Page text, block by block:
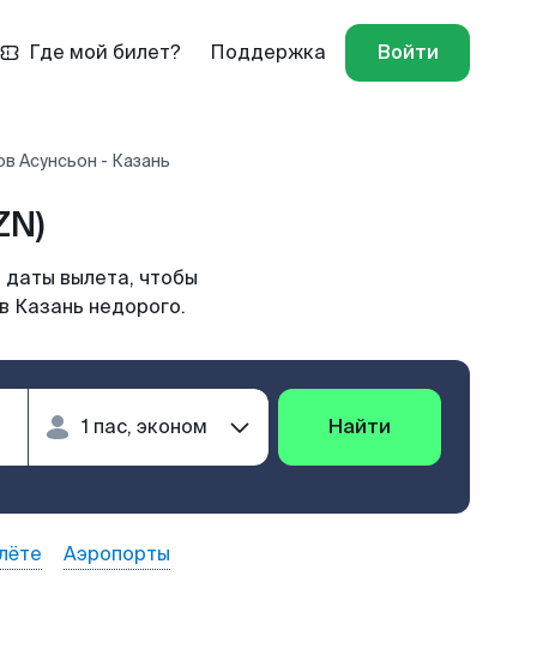
Где мой билет? Поддержка Войти
Асунсьон - Казань
вылета, чтобы
Казань недорого.
Найти
Аэропорты